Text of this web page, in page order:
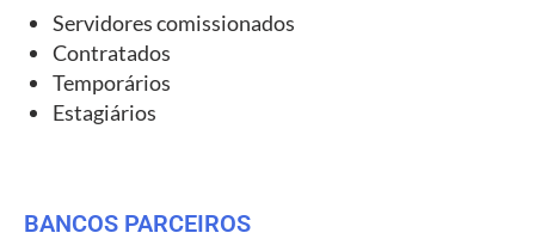
Servidores comissionados
Contratados
Temporários
Estagiários
BANCOS PARCEIROS